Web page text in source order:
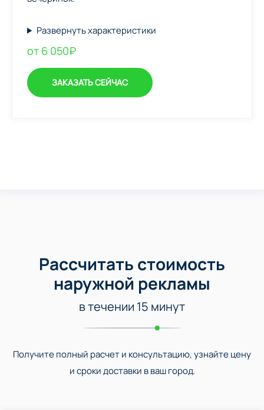
Развернуть характеристики
от 6 050₽
ЗАКАЗАТЬ СЕЙЧАС
Рассчитать стоимость
наружной рекламы
в течении 15 минут
Получите полный расчет и консультацию, узнайте цену
и сроки доставки в ваш город.